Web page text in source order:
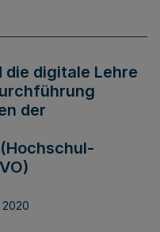
digitale Lehre
der
2020